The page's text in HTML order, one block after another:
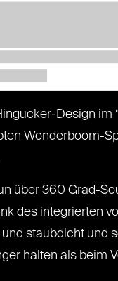
Design im
Wonderboom-
über 360 Grad-
des integrierten
staubdicht und
halten als beim